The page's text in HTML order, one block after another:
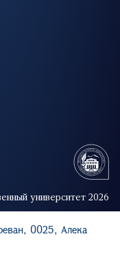
университет 2026
0025, Алека